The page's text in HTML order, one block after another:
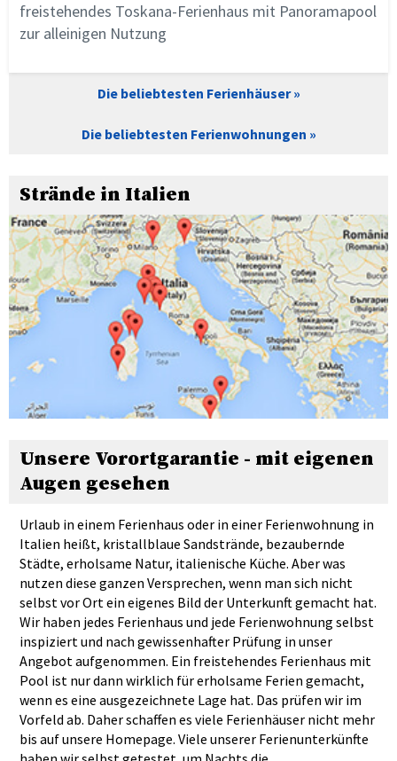
freistehendes Toskana-Ferienhaus mit Panoramapool
zur alleinigen Nutzung
Die beliebtesten Ferienhäuser
Die beliebtesten Ferienwohnungen
Strände in Italien
Unsere Vorortgarantie - mit eigenen
Augen gesehen
Urlaub in einem Ferienhaus oder in einer Ferienwohnung in
Italien heißt, kristallblaue Sandstrände, bezaubernde
Städte, erholsame Natur, italienische Küche. Aber was
nutzen diese ganzen Versprechen, wenn man sich nicht
selbst vor Ort ein eigenes Bild der Unterkunft gemacht hat.
Wir haben jedes Ferienhaus und jede Ferienwohnung selbst
inspiziert und nach gewissenhafter Prüfung in unser
Angebot aufgenommen. Ein freistehendes Ferienhaus mit
Pool ist nur dann wirklich für erholsame Ferien gemacht,
wenn es eine ausgezeichnete Lage hat. Das prüfen wir im
Vorfeld ab. Daher schaffen es viele Ferienhäuser nicht mehr
bis auf unsere Homepage. Viele unserer Ferienunterkünfte